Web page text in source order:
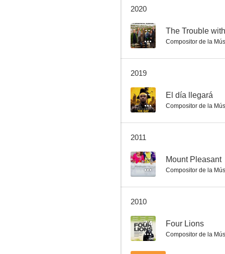
--
2020
-- The Trouble
Compositor de la
2019
-- El día llegará
Compositor de la
2011
-- Mount Pleasant
Compositor de la
2010
7.4 Four Lions
Compositor de la